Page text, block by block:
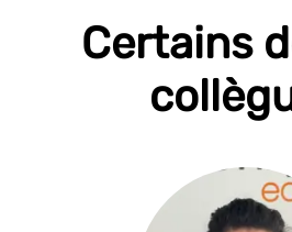
Certains